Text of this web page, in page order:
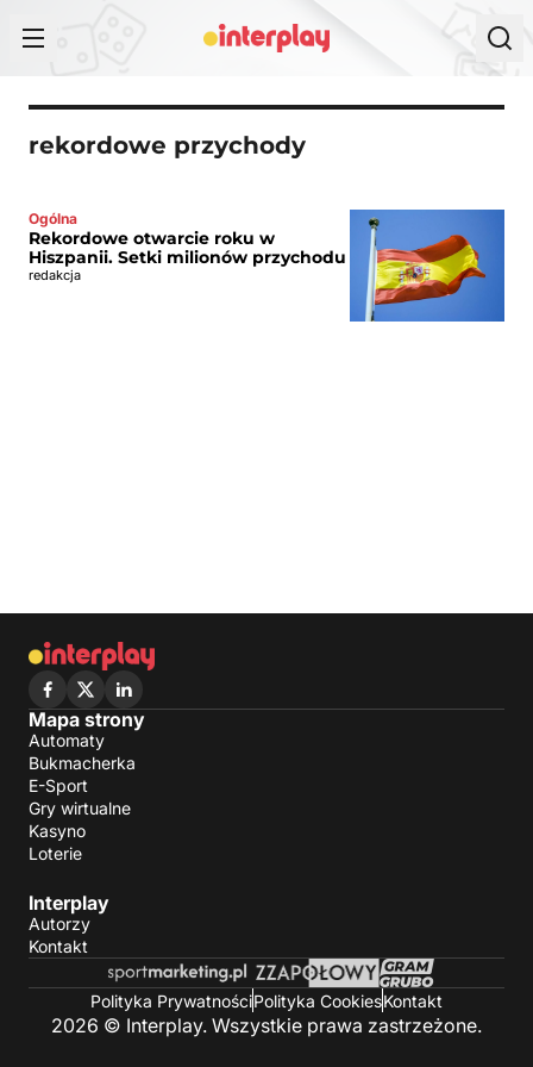
rekordowe przychody
Ogólna
Rekordowe otwarcie roku w
Hiszpanii. Setki milionów przychodu
redakcja
Mapa strony
Automaty
Bukmacherka
E-Sport
Gry wirtualne
Kasyno
Loterie
Interplay
Autorzy
Kontakt
Polityka PrywatnościPolityka CookiesKontakt
2026 © Interplay. Wszystkie prawa zastrzeżone.